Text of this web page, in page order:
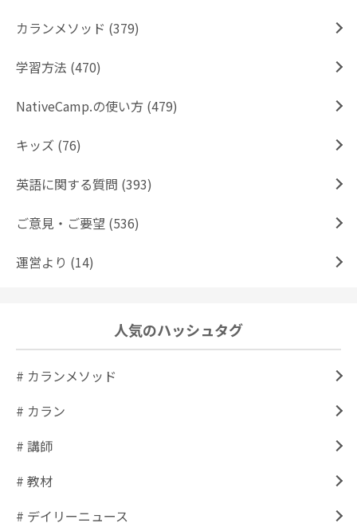
カランメソッド (379)
学習方法 (470)
NativeCamp.の使い方 (479)
キッズ (76)
英語に関する質問 (393)
ご意見・ご要望 (536)
運営より (14)
人気のハッシュタグ
# カランメソッド
# カラン
# 講師
# 教材
# デイリーニュース